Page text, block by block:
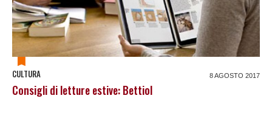
CULTURA 8 AGOSTO 2017
Consigli di letture estive: Bettiol